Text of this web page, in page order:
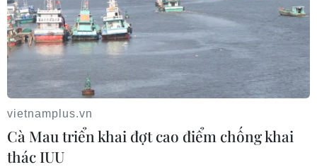
vietnamplus.vn
Cà Mau triển khai đợt cao điểm chống khai
thác IUU